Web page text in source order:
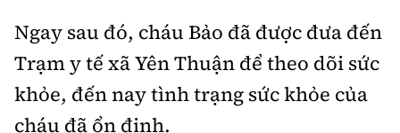
Ngay sau đó, cháu Bảo đã được đưa đến
Trạm y tế xã Yên Thuận để theo dõi sức
khỏe, đến nay tình trạng sức khỏe của
cháu đã ổn định.